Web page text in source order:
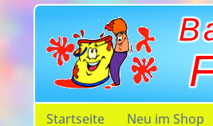
Startseite Neu im Shop